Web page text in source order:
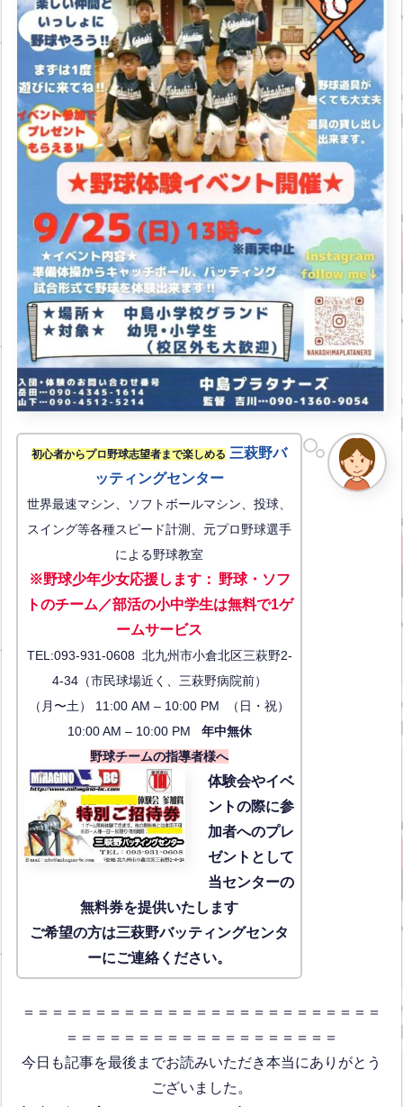
初心者からプロ野球志望者まで楽しめる 三萩野バ
ッティングセンター
世界最速マシン、ソフトボールマシン、投球、
スイング等各種スピード計測、元プロ野球選手
による野球教室
※野球少年少女応援します： 野球・ソフ
トのチーム／部活の小中学生は無料で1ゲ
ームサービス
TEL:093-931-0608 北九州市小倉北区三萩野2-
4-34（市民球場近く、三萩野病院前）
（月〜土） 11:00 AM – 10:00 PM （日・祝）
10:00 AM – 10:00 PM 年中無休
野球チームの指導者様へ
体験会やイベ
ントの際に参
加者へのプレ
ゼントとして
当センターの
無料券を提供いたします
ご希望の方は三萩野バッティングセンタ
ーにご連絡ください。
＝＝＝＝＝＝＝＝＝＝＝＝＝＝＝＝＝＝＝＝＝＝＝＝＝
＝＝＝＝＝＝＝＝＝＝＝＝＝＝＝＝＝＝＝
今日も記事を最後までお読みいただき本当にありがとう
ございました。